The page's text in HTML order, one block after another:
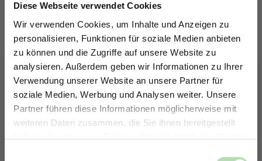
Diese Webseite verwendet Cookies
Wir verwenden Cookies, um Inhalte und Anzeigen zu
personalisieren, Funktionen für soziale Medien anbieten
zu können und die Zugriffe auf unsere Website zu
analysieren. Außerdem geben wir Informationen zu Ihrer
Verwendung unserer Website an unsere Partner für
soziale Medien, Werbung und Analysen weiter. Unsere
Partner führen diese Informationen möglicherweise mit
weiteren Daten zusammen, die Sie ihnen bereitgestellt
haben oder die sie im Rahmen Ihrer Nutzung der Dienste
ERHALTE 5% RABATT AUF
DEINE RÜCKWÄNDE